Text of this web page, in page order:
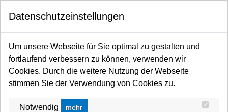
Startseite
Reflektoren / Softboxen
Hintergrund Foto allgemein
Hintergründe - faltbar/Textil/Vinyl
Datenschutzeinstellungen
Um unsere Webseite für Sie optimal zu gestalten und
fortlaufend verbessern zu können, verwenden wir
Cookies. Durch die weitere Nutzung der Webseite
stimmen Sie der Verwendung von Cookies zu.
Notwendig mehr